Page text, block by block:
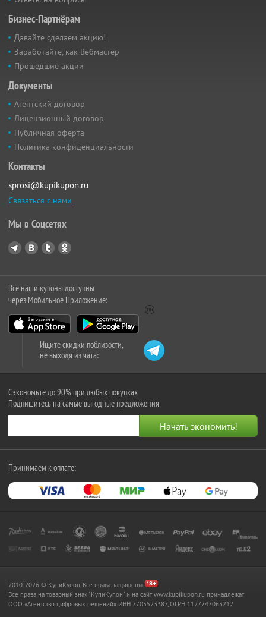
Бизнес-Партнёрам
Давайте сделаем акцию!
Заработайте, как Вебмастер
Прошедшие акции
Документы
Агентский договор
Лицензионный договор
Публичная оферта
Политика конфиденциальности
Контакты
sprosi@kupikupon.ru
Связаться с нами
Мы в Соцсетях
Все наши купоны доступны
через Мобильное Приложение:
Ищите скидки поблизости,
не выходя из чата:
Сэкономьте до 90% при любых покупках
Подпишитесь на самые выгодные предложения
Принимаем к оплате:
2010-2026 © КупиКупон. Все права защищены.
Все права на товарный знак "КупиКупон" и на сайт www.kupikupon.ru принадлежат
OOO «Агентство цифровых решений» ИНН 7705523387, ОГРН 1127747063212